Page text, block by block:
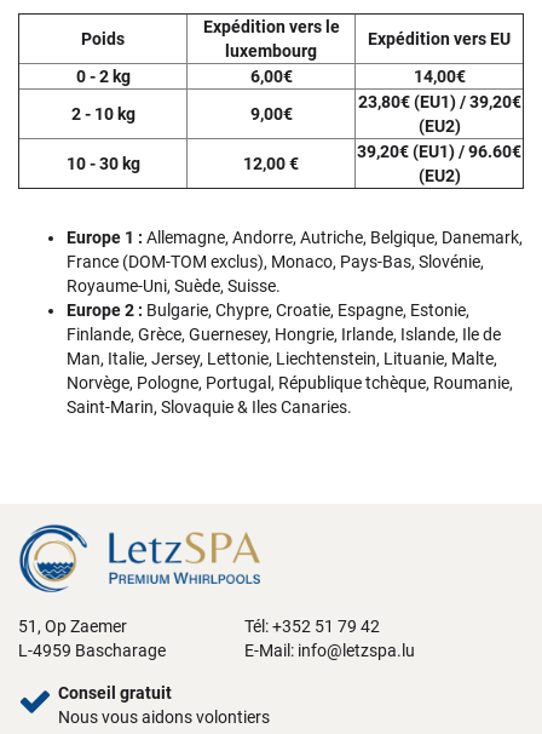
Poids
Expédition vers le
luxembourg
Expédition vers EU
0 - 2 kg
6,00€
14,00€
2 - 10 kg
9,00€
23,80€ (EU1) / 39,20€
(EU2)
10 - 30 kg
12,00 €
39,20€ (EU1) / 96.60€
(EU2)
Europe 1 : Allemagne, Andorre, Autriche, Belgique, Danemark,
France (DOM-TOM exclus), Monaco, Pays-Bas, Slovénie,
Royaume-Uni, Suède, Suisse.
Europe 2 : Bulgarie, Chypre, Croatie, Espagne, Estonie,
Finlande, Grèce, Guernesey, Hongrie, Irlande, Islande, Ile de
Man, Italie, Jersey, Lettonie, Liechtenstein, Lituanie, Malte,
Norvège, Pologne, Portugal, République tchèque, Roumanie,
Saint-Marin, Slovaquie & Iles Canaries.
51, Op Zaemer
L-4959 Bascharage
Tél: +352 51 79 42
E-Mail: info@letzspa.lu
Conseil gratuit
Nous vous aidons volontiers